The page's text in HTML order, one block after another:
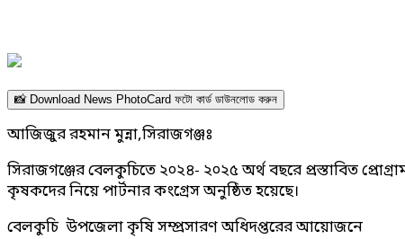
📸 Download News PhotoCard ফটো কার্ড ডাউনলোড করুন
আজিজুর রহমান মুন্না,সিরাজগঞ্জঃ
সিরাজগঞ্জের বেলকুচিতে ২০২৪- ২০২৫ অর্থ বছরে প্রস্তাবিত
কৃষকদের নিয়ে পার্টনার কংগ্রেস অনুষ্ঠিত হয়েছে।
বেলকুচি উপজেলা কৃষি সম্প্রসারণ অধিদপ্তরের আয়োজনে